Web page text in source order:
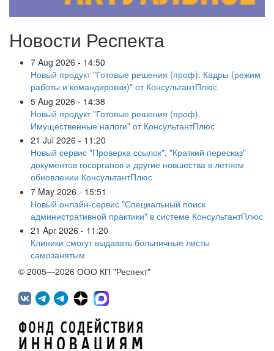
Новости Респекта
7 Aug 2026 - 14:50
Новый продукт "Готовые решения (проф). Кадры (режим
работы и командировки)" от КонсультантПлюс
5 Aug 2026 - 14:38
Новый продукт "Готовые решения (проф).
Имущественные налоги" от КонсультантПлюс
21 Jul 2026 - 11:20
Новый сервис "Проверка ссылок", "Краткий пересказ"
документов госорганов и другие новшества в летнем
обновлении КонсультантПлюс
7 May 2026 - 15:51
Новый онлайн-сервис "Специальный поиск
административной практики" в системе КонсультантПлюс
21 Apr 2026 - 11:20
Клиники смогут выдавать больничные листы
самозанятым
© 2005—2026 ООО КП "Респект"